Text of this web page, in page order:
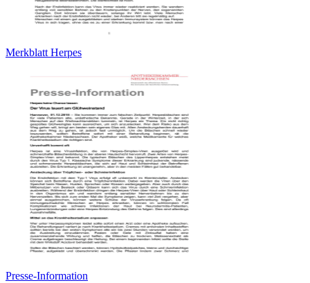
Merkblatt Herpes
Presse-Information